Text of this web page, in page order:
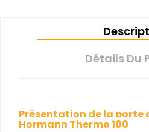
Détails Du
Présentation de la porte
Hormann Thermo 100